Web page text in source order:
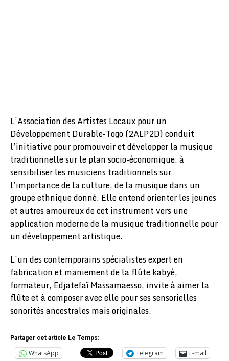
L’Association des Artistes Locaux pour un
Développement Durable-Togo (2ALP2D) conduit
l’initiative pour promouvoir et développer la musique
traditionnelle sur le plan socio-économique, à
sensibiliser les musiciens traditionnels sur
l’importance de la culture, de la musique dans un
groupe ethnique donné. Elle entend orienter les jeunes
et autres amoureux de cet instrument vers une
application moderne de la musique traditionnelle pour
un développement artistique.
L’un des contemporains spécialistes expert en
fabrication et maniement de la flûte kabyè,
formateur, Edjatefaï Massamaesso, invite à aimer la
flûte et à composer avec elle pour ses sensorielles
sonorités ancestrales mais originales.
Partager cet article Le Temps:
WhatsApp Telegram
E-mail